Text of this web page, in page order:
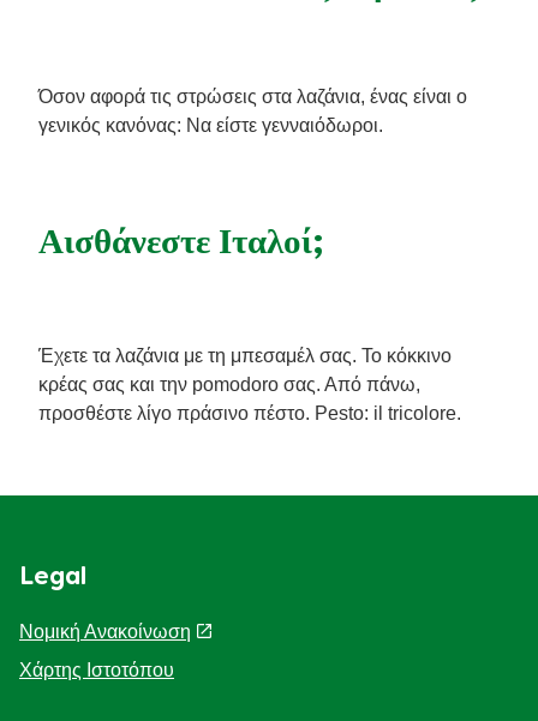
Όσον αφορά τις στρώσεις στα λαζάνια, ένας είναι ο
γενικός κανόνας: Να είστε γενναιόδωροι.
Αισθάνεστε Ιταλοί;
Έχετε τα λαζάνια με τη μπεσαμέλ σας. Το κόκκινο
κρέας σας και την pomodoro σας. Από πάνω,
προσθέστε λίγο πράσινο πέστο. Pesto: il tricolore.
Legal
Νομική Ανακοίνωση
Χάρτης Ιστοτόπου